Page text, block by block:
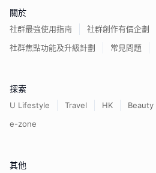
關於
社群最強使用指南
社群創作有價企劃
社群焦點功能及升級計劃
常見問題
探索
U Lifestyle Travel HK Beauty
e-zone
其他